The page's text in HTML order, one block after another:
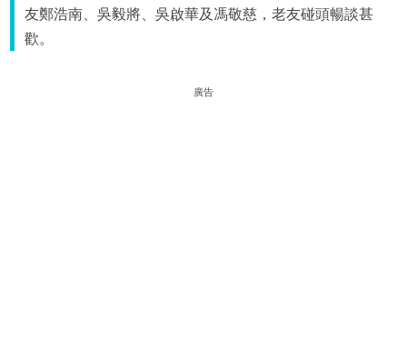
友鄭浩南、吳毅將、吳啟華及馮敬慈，老友碰頭暢談甚
歡。
廣告